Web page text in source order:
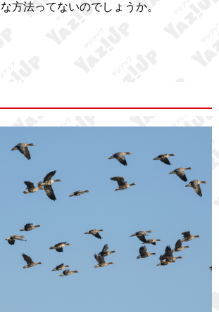
方法ってないのでしょうか。